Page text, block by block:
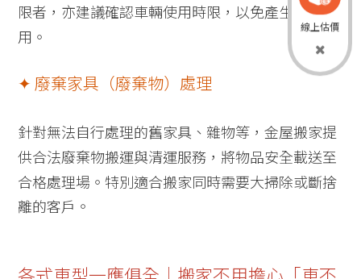
限者，亦建議確認車輛使用時限，以免產生額外費
用。
✦ 廢棄家具（廢棄物）處理
針對無法自行處理的舊家具、雜物等，金屋搬家提
供合法廢棄物搬運與清運服務，將物品安全載送至
合格處理場。特別適合搬家同時需要大掃除或斷捨
離的客戶。
線上估價